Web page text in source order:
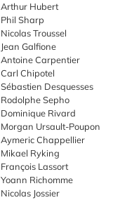
Arthur Hubert
Phil Sharp
Nicolas Troussel
Jean Galfione
Antoine Carpentier
Carl Chipotel
Sébastien Desquesses
Rodolphe Sepho
Dominique Rivard
Morgan Ursault-Poupon
Aymeric Chappellier
Mikael Ryking
François Lassort
Yoann Richomme
Nicolas Jossier